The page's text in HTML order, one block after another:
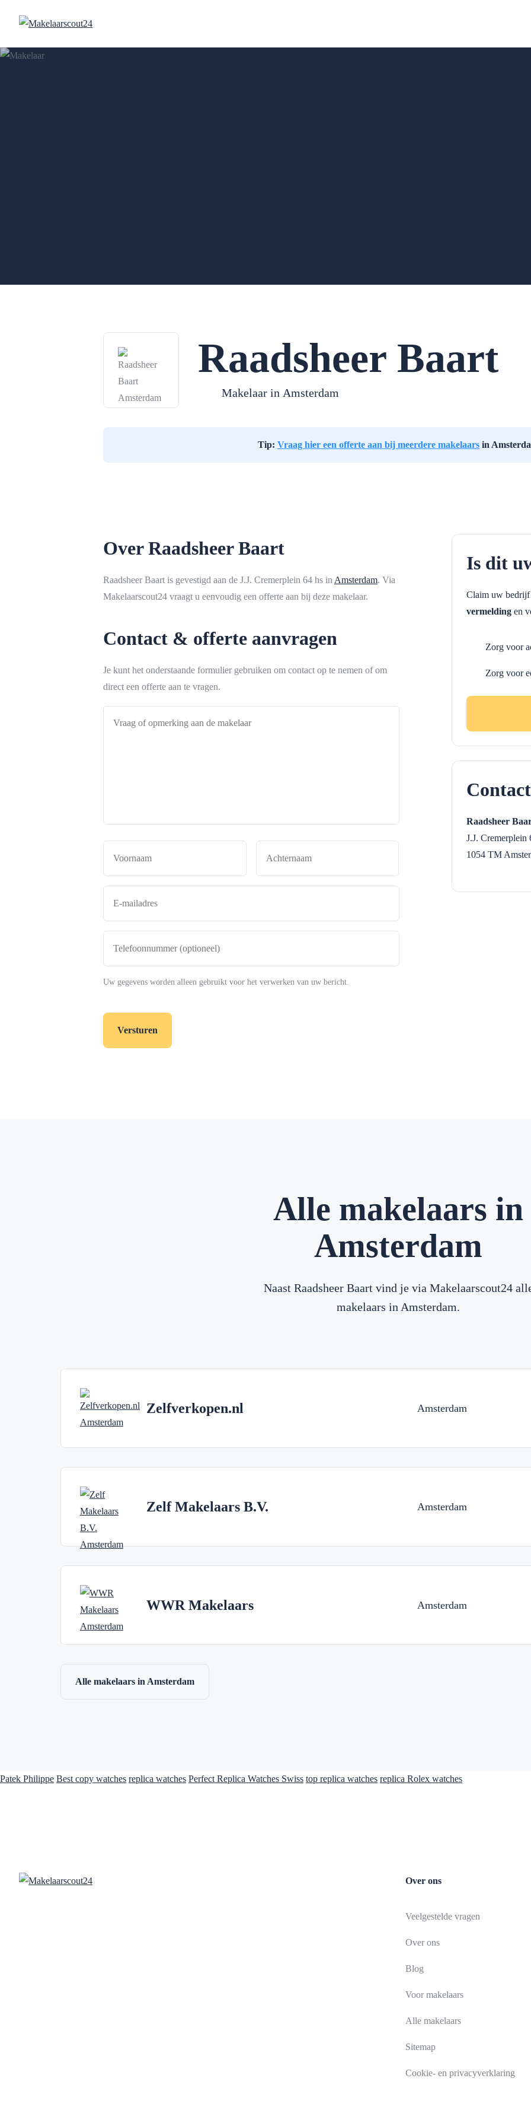
Raadsheer Baart
Makelaar in Amsterdam
Tip: Vraag hier een offerte aan bij meerdere makelaars in
Over Raadsheer Baart
Raadsheer Baart is gevestigd aan de J.J. Cremerplein 64 hs in Amsterdam. Via
Makelaarscout24 vraagt u eenvoudig een offerte aan bij deze makelaar.
Contact & offerte aanvragen
Je kunt het onderstaande formulier gebruiken om contact op te nemen of om
direct een offerte aan te vragen.
Uw gegevens worden alleen gebruikt voor het verwerken van uw bericht.
Is dit
Claim uw
vermelding en
Zorg voor
Zorg voor
Raadsheer
J.J. Cremerplein
1054 TM
Alle makelaars in
Amsterdam
Naast Raadsheer Baart vind je via Makelaarscout24
makelaars in Amsterdam.
Zelfverkopen.nl Amsterdam
Zelf Makelaars B.V. Amsterdam
WWR Makelaars Amsterdam
Alle makelaars in Amsterdam
Patek Philippe Best copy watches replica watches Perfect Replica Watches Swiss top replica watches replica Rolex watches
Over ons
Veelgestelde vragen
Over ons
Blog
Voor makelaars
Alle makelaars
Sitemap
Cookie- en privacyverklaring